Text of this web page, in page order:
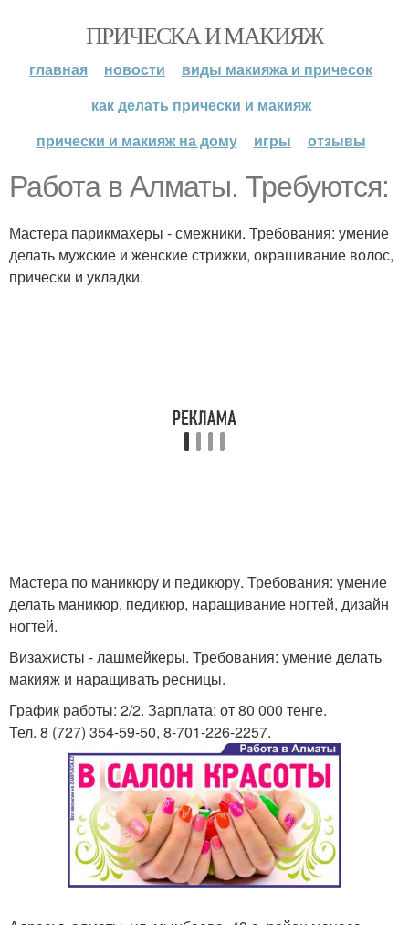
ПРИЧЕСКА И МАКИЯЖ
главная новости
виды макияжа и причесок
как делать прически и макияж
прически и макияж на дому
игры отзывы
Работа в Алматы. Требуются:
Мастера парикмахеры - смежники. Требования: умение
делать мужские и женские стрижки, окрашивание волос,
прически и укладки.
Мастера по маникюру и педикюру. Требования: умение
делать маникюр, педикюр, наращивание ногтей, дизайн
ногтей.
Визажисты - лашмейкеры. Требования: умение делать
макияж и наращивать ресницы.
График работы: 2/2. Зарплата: от 80 000 тенге.
Тел. 8 (727) 354-59-50, 8-701-226-2257.